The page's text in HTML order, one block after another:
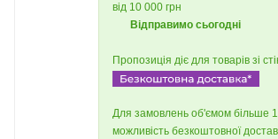
від 10 000 грн
Відправимо сьогодні
Пропозиція діє для товарів зі
Для замовлень об'ємом більше
можливість безкоштовної